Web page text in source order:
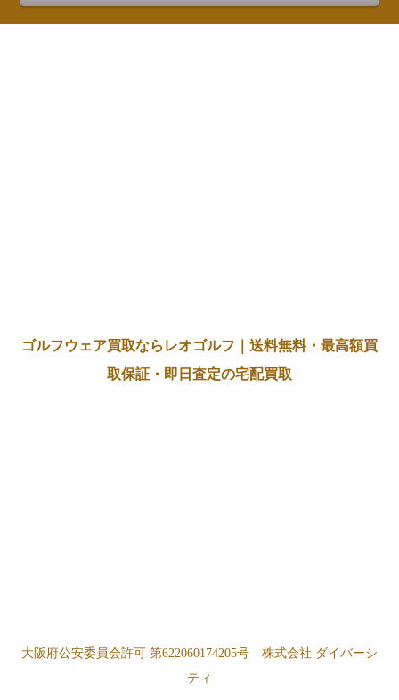
ゴルフウェア買取ならレオゴルフ｜送料無料・最高額買
取保証・即日査定の宅配買取
大阪府公安委員会許可 第622060174205号 株式会社 ダイバーシ
ティ